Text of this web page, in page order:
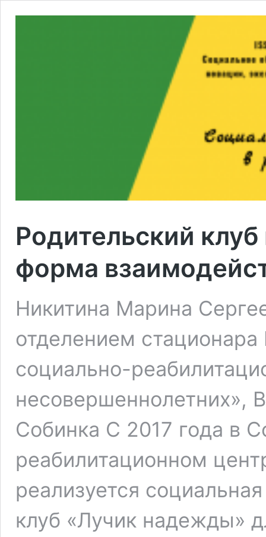
Родительский
форма
Никитина Марина
отделением
социально-
несовершеннолетних»,
Собинка С 2017 года в
реабилитационном
реализуется
клуб «Лучик надежды»